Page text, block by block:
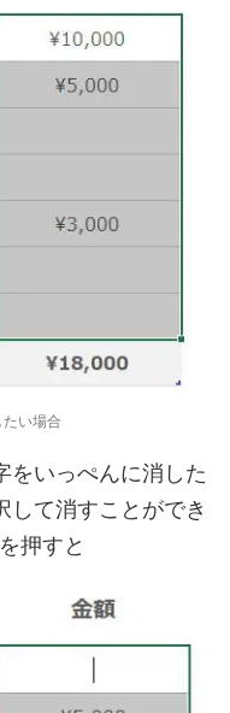
い場合
をいっぺんに消した
して消すことができ
押すと